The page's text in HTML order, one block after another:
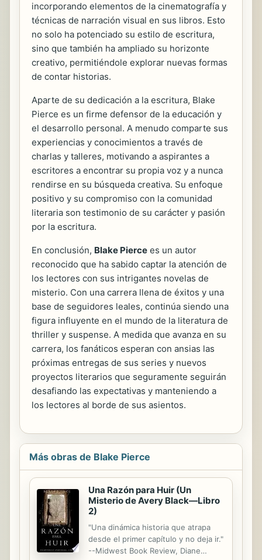
incorporando elementos de la cinematografía y
técnicas de narración visual en sus libros. Esto
no solo ha potenciado su estilo de escritura,
sino que también ha ampliado su horizonte
creativo, permitiéndole explorar nuevas formas
de contar historias.
Aparte de su dedicación a la escritura, Blake
Pierce es un firme defensor de la educación y
el desarrollo personal. A menudo comparte sus
experiencias y conocimientos a través de
charlas y talleres, motivando a aspirantes a
escritores a encontrar su propia voz y a nunca
rendirse en su búsqueda creativa. Su enfoque
positivo y su compromiso con la comunidad
literaria son testimonio de su carácter y pasión
por la escritura.
En conclusión, Blake Pierce es un autor
reconocido que ha sabido captar la atención de
los lectores con sus intrigantes novelas de
misterio. Con una carrera llena de éxitos y una
base de seguidores leales, continúa siendo una
figura influyente en el mundo de la literatura de
thriller y suspense. A medida que avanza en su
carrera, los fanáticos esperan con ansias las
próximas entregas de sus series y nuevos
proyectos literarios que seguramente seguirán
desafiando las expectativas y manteniendo a
los lectores al borde de sus asientos.
Más obras de Blake Pierce
Una Razón para Huir (Un
Misterio de Avery Black—Libro
2)
"Una dinámica historia que atrapa
desde el primer capítulo y no deja ir."
--Midwest Book Review, Diane